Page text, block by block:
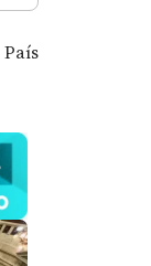
País